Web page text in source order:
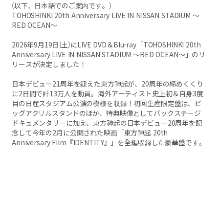
(以下、日本語でのご案内です。)
TOHOSHINKI 20th Anniversary LIVE IN NISSAN STADIUM ～
RED OCEAN～
2026年9月19日(土)にLIVE DVD＆Blu-ray「TOHOSHINKI 20th
Anniversary LIVE IN NISSAN STADIUM ～RED OCEAN～」のリ
リースが決定しました！
日本デビュー21周年を迎えた東方神起が、20周年の締めくくり
に2日間で計13万人を動員。海外アーティスト史上初＆自身3度
目の日産スタジアム公演の模様を収録！初回生産限定盤は、ビ
ッグアクリルスタンドのほか、特典映像としてバックステージ
ドキュメンタリーに加え、東方神起の日本デビュー20周年を記
念して今年の2月に公開された映画「東方神起 20th
Anniversary Film『IDENTITY』」を全編収録した豪華盤です。